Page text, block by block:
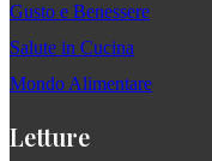
Gusto e Benessere
Salute in Cucina
Mondo Alimentare
Letture